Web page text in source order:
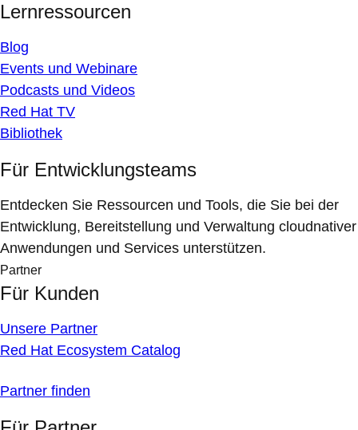
Lernressourcen
Blog
Events und Webinare
Podcasts und Videos
Red Hat TV
Bibliothek
Für Entwicklungsteams
Entdecken Sie Ressourcen und Tools, die Sie bei der
Entwicklung, Bereitstellung und Verwaltung cloudnativer
Anwendungen und Services unterstützen.
Partner
Für Kunden
Unsere Partner
Red Hat Ecosystem Catalog
Partner finden